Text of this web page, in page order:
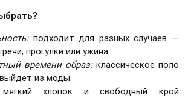
подходит для разных случаев —
прогулки или ужина.
времени образ:классическое поло
из моды.
хлопок и свободный крой